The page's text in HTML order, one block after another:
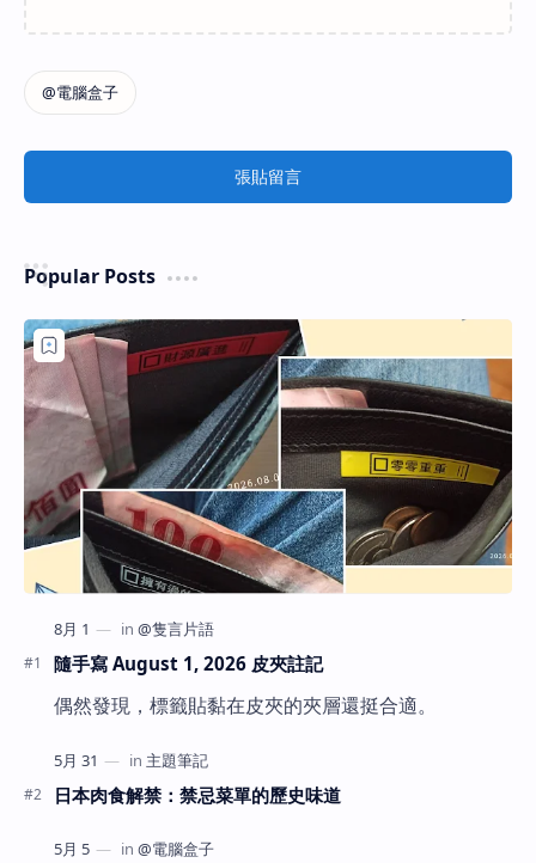
張貼留言
Popular Posts
隨手寫 August 1, 2026 皮夾註記
偶然發現，標籤貼黏在皮夾的夾層還挺合適。
日本肉食解禁：禁忌菜單的歷史味道